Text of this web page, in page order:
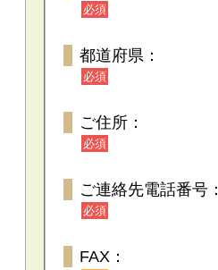
必須
都道府県：
必須
ご住所：
必須
ご連絡先電話番号：
必須
FAX：